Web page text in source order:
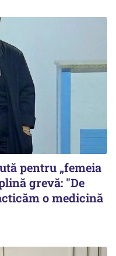
pentru „femeia
grevă: "De
o medicină